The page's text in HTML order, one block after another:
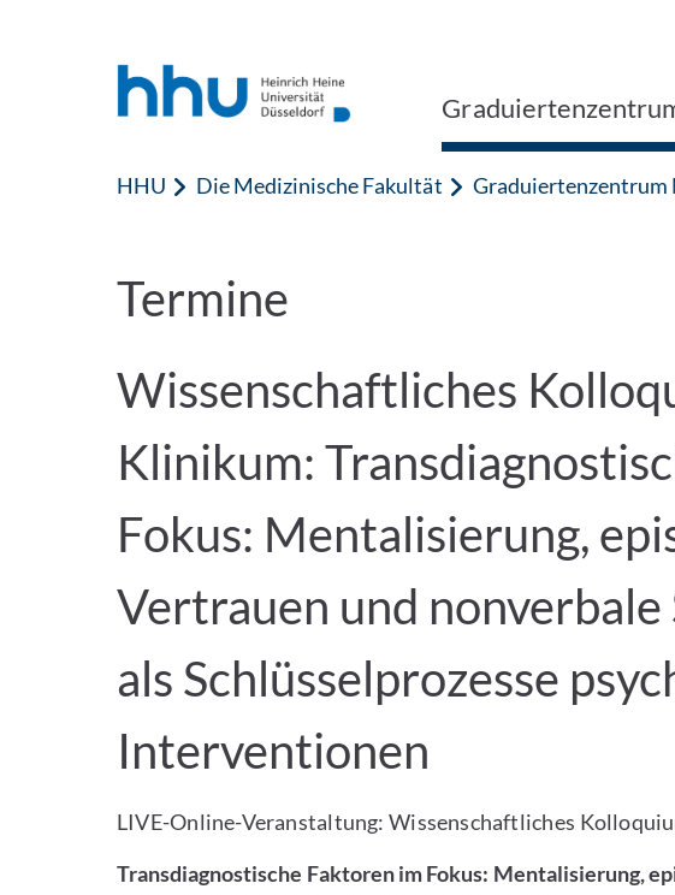
HHU Die Medizinische Fakultät Graduiertenzentrum
Termine
Wissenschaftliches
Klinikum:
Fokus: Mentalisierung,
Vertrauen und
als Schlüsselprozesse
Interventionen
LIVE-Online-Veranstaltung: Wissenschaftliches
Transdiagnostische Faktoren im Fokus: Mentalisierung,